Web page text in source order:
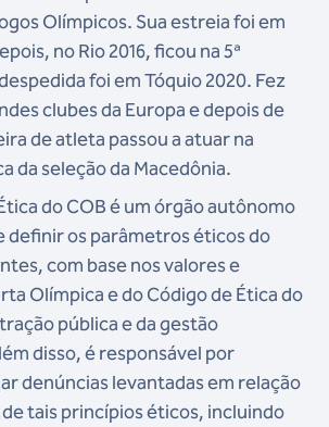
Olímpicos. Sua estreia foi em
no Rio 2016, ficou na 5ª
foi em Tóquio 2020. Fez
clubes da Europa e depois de
de atleta passou a atuar na
da seleção da Macedônia.
do COB é um órgão autônomo
definir os parâmetros éticos do
com base nos valores e
Olímpica e do Código de Ética do
pública e da gestão
disso, é responsável por
denúncias levantadas em relação
tais princípios éticos, incluindo